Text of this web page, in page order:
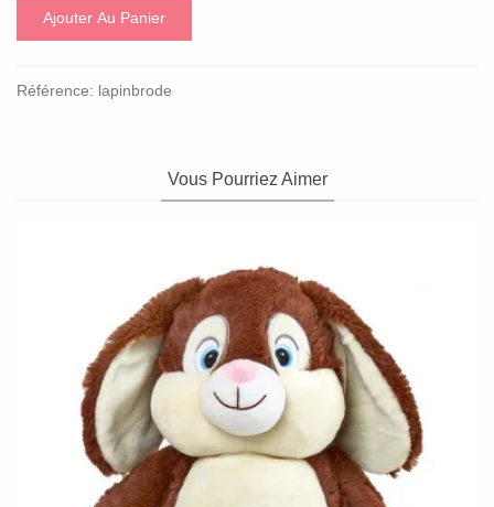
Ajouter Au Panier
Référence: lapinbrode
Vous Pourriez Aimer